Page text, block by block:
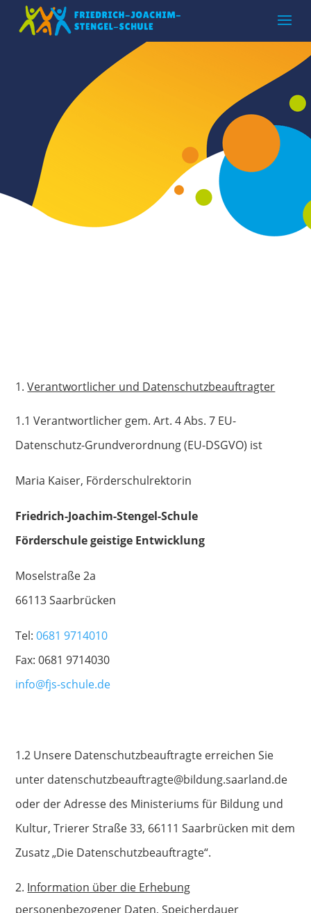
Verantwortlicher und Datenschutzbeauftragter
1.1 Verantwortlicher gem. Art. 4 Abs. 7 EU-
Datenschutz-Grundverordnung (EU-DSGVO) ist
Maria Kaiser, Förderschulrektorin
Friedrich-Joachim-Stengel-Schule
Förderschule geistige Entwicklung
Moselstraße 2a
66113 Saarbrücken
Tel:0681 9714010
Fax: 0681 9714030
info@fjs-schule.de
1.2 Unsere Datenschutzbeauftragte erreichen Sie
unter datenschutzbeauftragte@bildung.saarland.de
oder der Adresse des Ministeriums für Bildung und
Kultur, Trierer Straße 33, 66111 Saarbrücken mit dem
Zusatz „Die Datenschutzbeauftragte“.
Information über die Erhebung
personenbezogener Daten, Speicherdauer